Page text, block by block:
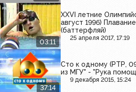
03:11
XXVI летние
август 1996)
(баттерфляй)
25 апреля 2017, 17:19
37:14
Сто к одному (РТР,
из МГУ" - "Рука
9 декабря 2015, 15:24